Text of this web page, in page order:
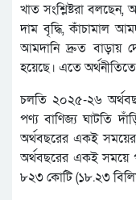
খাত সংশ্লিষ্টরা বলছেন,
দাম বৃদ্ধি, কাঁচামাল
আমদানি দ্রুত বাড়ায়
হয়েছে। এতে
চলতি ২০২৫-২৬
পণ্য বাণিজ্য ঘাটতি
অর্থবছরের একই
অর্থবছরের একই সময়ে
৮২৩ কোটি (১৮.২৩